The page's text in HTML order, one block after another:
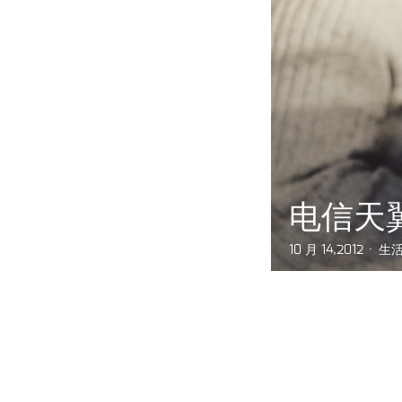
电信天
10 月 14,2012 生